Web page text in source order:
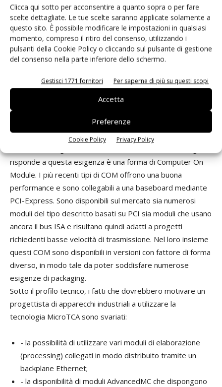
Clicca qui sotto per acconsentire a quanto sopra o per fare
scelte dettagliate. Le tue scelte saranno applicate solamente a
questo sito. È possibile modificare le impostazioni in qualsiasi
momento, compreso il ritiro del consenso, utilizzando i
pulsanti della Cookie Policy o cliccando sul pulsante di gestione
del consenso nella parte inferiore dello schermo.
Gestisci 1771 fornitori Per saperne di più su questi scopi
Accetta
Preferenze
Cookie Policy Privacy Policy
esempio anche un'interruzione di poche ore della
produzione in una catena di montaggio, causata da impianti
di bassa affidabilità, può causare perdite ingenti. Questi tipi
di applicazioni industriali fisse possono trarre grandi
vantaggi dalla flessibilità, dalla scalabilità e dalla possibilità
MicroTCA.
Tecnologie a confronto
Risulta evidente che esiste un'insieme di applicazioni
industriali che necessitano di ulteriore funzionalità PC
risponde a questa esigenza è una forma di Computer On
Module. I più recenti tipi di COM offrono una buona
performance e sono collegabili a una baseboard mediante
PCI-Express. Sono disponibili sul mercato sia numerosi
moduli del tipo descritto basati su PCI sia moduli che usano
ancora il bus ISA e risultano quindi adatti a progetti
richiedenti basse velocità di trasmissione. Nel loro insieme
questi COM sono disponibili in versioni con fattore di forma
diverso, in modo tale da poter soddisfare numerose
esigenze di packaging.
Sotto il profilo tecnico, i fatti che dovrebbero motivare un
progettista di apparecchi industriali a utilizzare la
tecnologia MicroTCA sono svariati:
- la possibilità di utilizzare vari moduli di elaborazione
(processing) collegati in modo distribuito tramite un
backplane Ethernet;
- la disponibilità di moduli AdvancedMC che dispongono